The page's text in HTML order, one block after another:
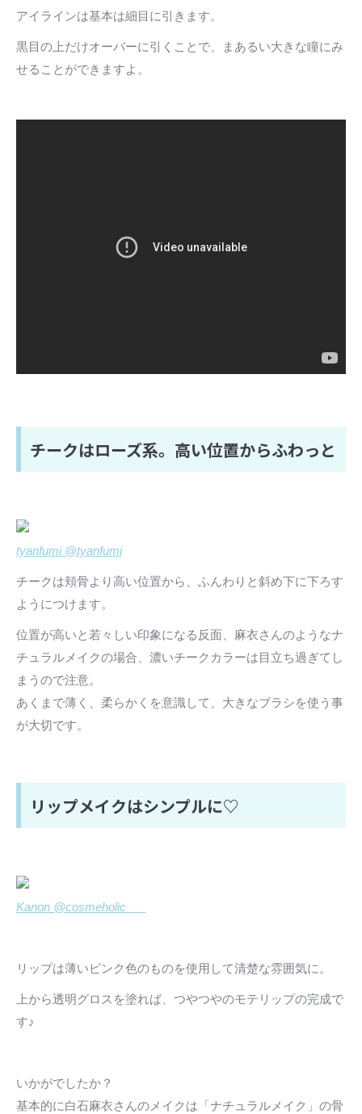
アイラインは基本は細目に引きます。
黒目の上だけオーバーに引くことで、まあるい大きな瞳にみ
せることができますよ。
チークはローズ系。高い位置からふわっと
tyanfumi @tyanfumi
チークは頬骨より高い位置から、ふんわりと斜め下に下ろす
ようにつけます。
位置が高いと若々しい印象になる反面、麻衣さんのようなナ
チュラルメイクの場合、濃いチークカラーは目立ち過ぎてし
まうので注意。
あくまで薄く、柔らかくを意識して、大きなブラシを使う事
が大切です。
リップメイクはシンプルに♡
Kanon @cosmeholic___
リップは薄いピンク色のものを使用して清楚な雰囲気に。
上から透明グロスを塗れば、つやつやのモテリップの完成で
す♪
いかがでしたか？
基本的に白石麻衣さんのメイクは「ナチュラルメイク」の骨